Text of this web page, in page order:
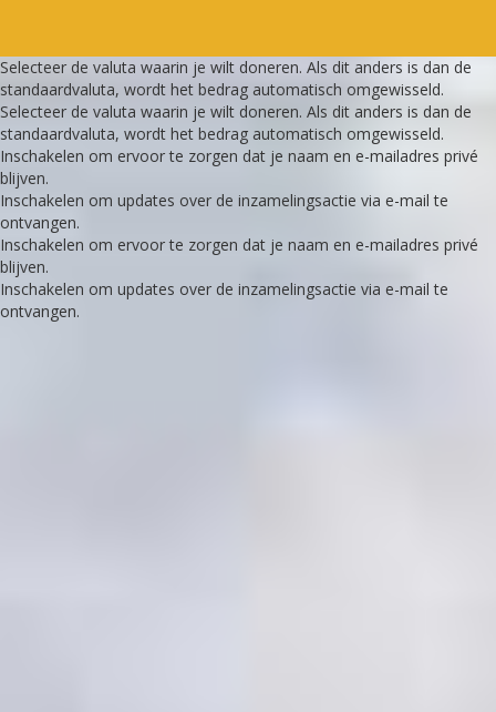
Selecteer de valuta waarin je wilt doneren. Als dit anders is dan de
standaardvaluta, wordt het bedrag automatisch omgewisseld.
Selecteer de valuta waarin je wilt doneren. Als dit anders is dan de
standaardvaluta, wordt het bedrag automatisch omgewisseld.
Inschakelen om ervoor te zorgen dat je naam en e-mailadres privé
blijven.
Inschakelen om updates over de inzamelingsactie via e-mail te
ontvangen.
Inschakelen om ervoor te zorgen dat je naam en e-mailadres privé
blijven.
Inschakelen om updates over de inzamelingsactie via e-mail te
ontvangen.